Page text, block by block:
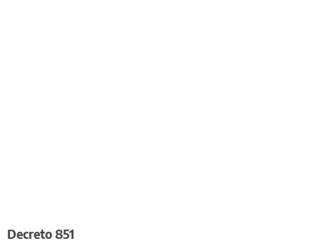
Decreto 851